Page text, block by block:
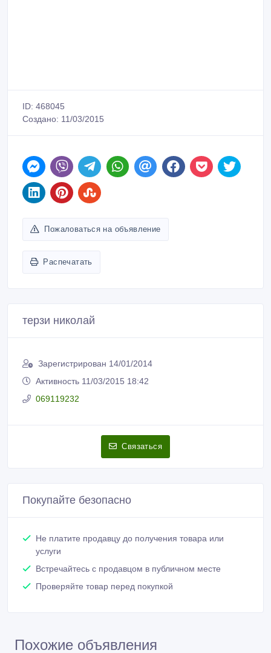
ID: 468045
Создано: 11/03/2015
Пожаловаться на объявление
Распечатать
терзи николай
Зарегистрирован 14/01/2014
Активность 11/03/2015 18:42
069119232
Связаться
Покупайте безопасно
Не платите продавцу до получения товара или
услуги
Встречайтесь с продавцом в публичном месте
Проверяйте товар перед покупкой
Похожие объявления